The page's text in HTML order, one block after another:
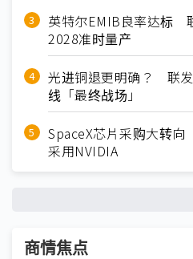
英特尔EMIB良率达标
2028准时量产
光进铜退更明确？ 联
线「最终战场」
SpaceX芯片采购大转
采用NVIDIA
商情焦点